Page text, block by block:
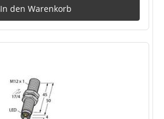
In den Warenkorb